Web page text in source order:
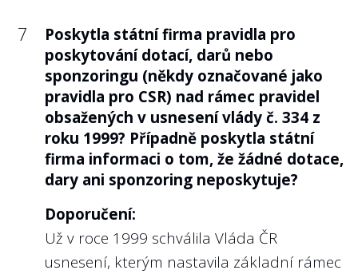
Poskytnuté odměny managementu České
pošty:https://platyuredniku.hlidacstatu.cz/
Dovolíme si i příklad z Německa, kde se
státní firmy řídí i kodexemPublic Corporate
Governance Kodex des Bundes(viz kapitola
7). Zde příkladzveřejnění odměn u
představenstva a dozorčí rady Deutsche
Bahn.
7
Poskytla státní firma pravidla pro
poskytování dotací, darů nebo
sponzoringu (někdy označované jako
pravidla pro CSR) nad rámec pravidel
obsažených v usnesení vlády č. 334 z
roku 1999? Případně poskytla státní
firma informaci o tom, že žádné dotace,
dary ani sponzoring neposkytuje?
Doporučení:
Už v roce 1999 schválila Vláda ČR
usnesení, kterým nastavila základní rámec